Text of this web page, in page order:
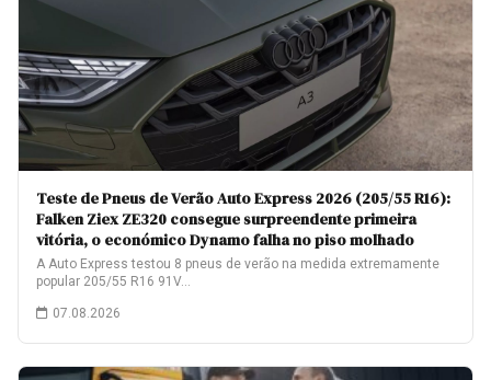
Teste de Pneus de Verão Auto Express 2026 (205/55 R16):
Falken Ziex ZE320 consegue surpreendente primeira
vitória, o económico Dynamo falha no piso molhado
A Auto Express testou 8 pneus de verão na medida extremamente
popular 205/55 R16 91V…
07.08.2026